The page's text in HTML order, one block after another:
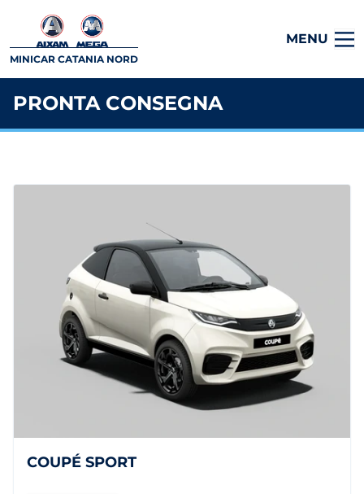
MINICAR CATANIA NORD
MENU
PRONTA CONSEGNA
COUPÉ SPORT